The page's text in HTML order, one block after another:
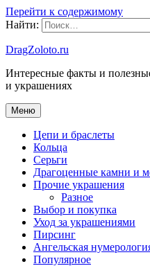
Перейти к содержимому
Найти:
DragZoloto.ru
Интересные факты и
и украшениях
Меню
Цепи и браслеты
Кольца
Серьги
Драгоценные камни и
Прочие украшения
Разное
Выбор и покупка
Уход за украшениями
Пирсинг
Ангельская
Популярное